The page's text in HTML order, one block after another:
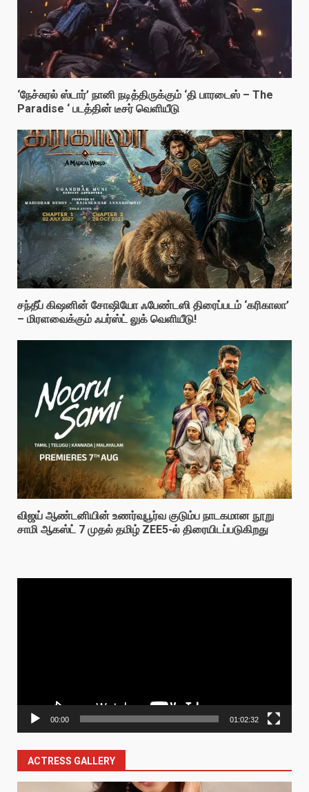
‘நேச்சுரல் ஸ்டார்’ நானி நடித்திருக்கும் ‘தி பாரடைஸ் – The
Paradise ‘ படத்தின் டீசர் வெளியீடு
சந்தீப் கிஷனின் சோஷியோ ஃபேண்டஸி திரைப்படம் ‘கரிகாலா’
– மிரளவைக்கும் ஃபர்ஸ்ட் லுக் வெளியீடு!
விஜய் ஆண்டனியின் உணர்வுபூர்வ குடும்ப நாடகமான நூறு
சாமி ஆகஸ்ட் 7 முதல் தமிழ் ZEE5-ல் திரையிடப்படுகிறது
00:00 01:02:32
ACTRESS GALLERY